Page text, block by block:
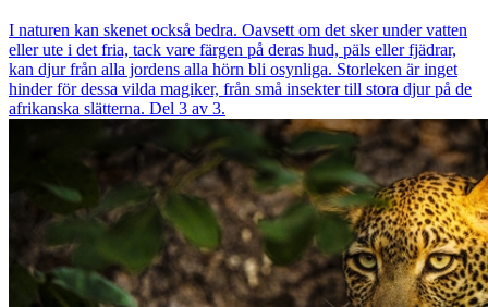
I naturen kan skenet också bedra. Oavsett om det sker under vatten
eller ute i det fria, tack vare färgen på deras hud, päls eller fjädrar,
kan djur från alla jordens alla hörn bli osynliga. Storleken är inget
hinder för dessa vilda magiker, från små insekter till stora djur på de
afrikanska slätterna. Del 3 av 3.